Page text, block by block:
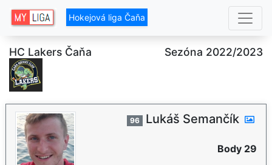
Hokejová liga Čaňa
HC Lakers Čaňa Sezóna 2022/2023
96 Lukáš Semančík
Body 29